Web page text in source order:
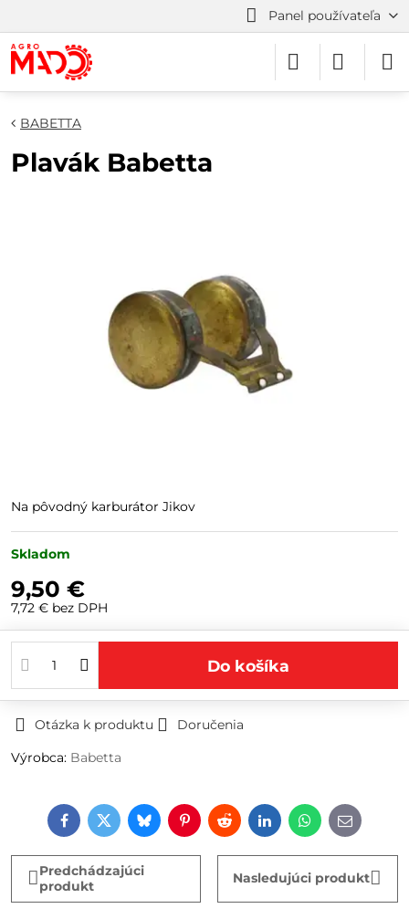
Panel používateľa
BABETTA
Plavák Babetta
Na pôvodný karburátor Jikov
Skladom
9,50 €
7,72 € bez DPH
Do košíka
Otázka k produktu
Doručenia
Výrobca: Babetta
FacebookTwitterBlueskyPinterestRedditLinkedInWhatsApp
E-
mail
Predchádzajúci
produkt
Nasledujúci produkt